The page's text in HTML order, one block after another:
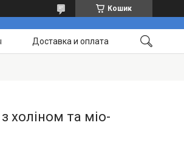
Кошик
Доставка и оплата
холіном та міо-